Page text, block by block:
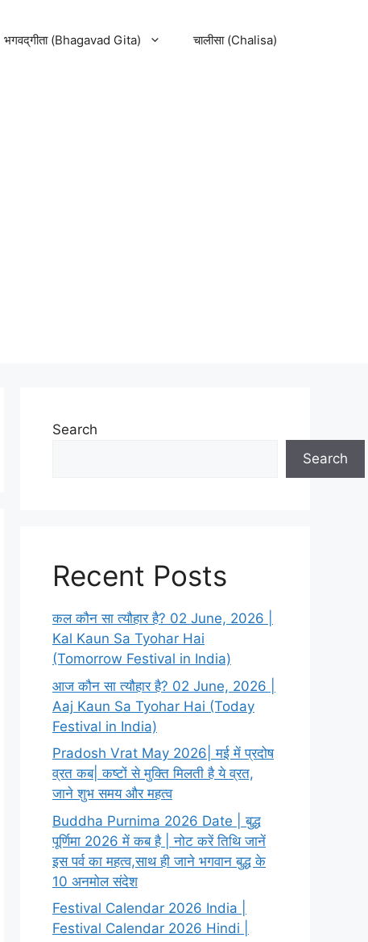
भगवद्‌गीता (Bhagavad Gita) चालीसा (Chalisa)
Search
Search
Recent Posts
कल कौन सा त्यौहार है? 02 June, 2026 |
Kal Kaun Sa Tyohar Hai
(Tomorrow Festival in India)
आज कौन सा त्यौहार है? 02 June, 2026 |
Aaj Kaun Sa Tyohar Hai (Today
Festival in India)
Pradosh Vrat May 2026| मई में प्रदोष
व्रत कब| कष्टों से मुक्ति मिलती है ये व्रत,
जाने शुभ समय और महत्व
Buddha Purnima 2026 Date | बुद्ध
पूर्णिमा 2026 में कब है | नोट करें तिथि जानें
इस पर्व का महत्व,साथ ही जाने भगवान बुद्ध के
10 अनमोल संदेश
Festival Calendar 2026 India |
Festival Calendar 2026 Hindi |